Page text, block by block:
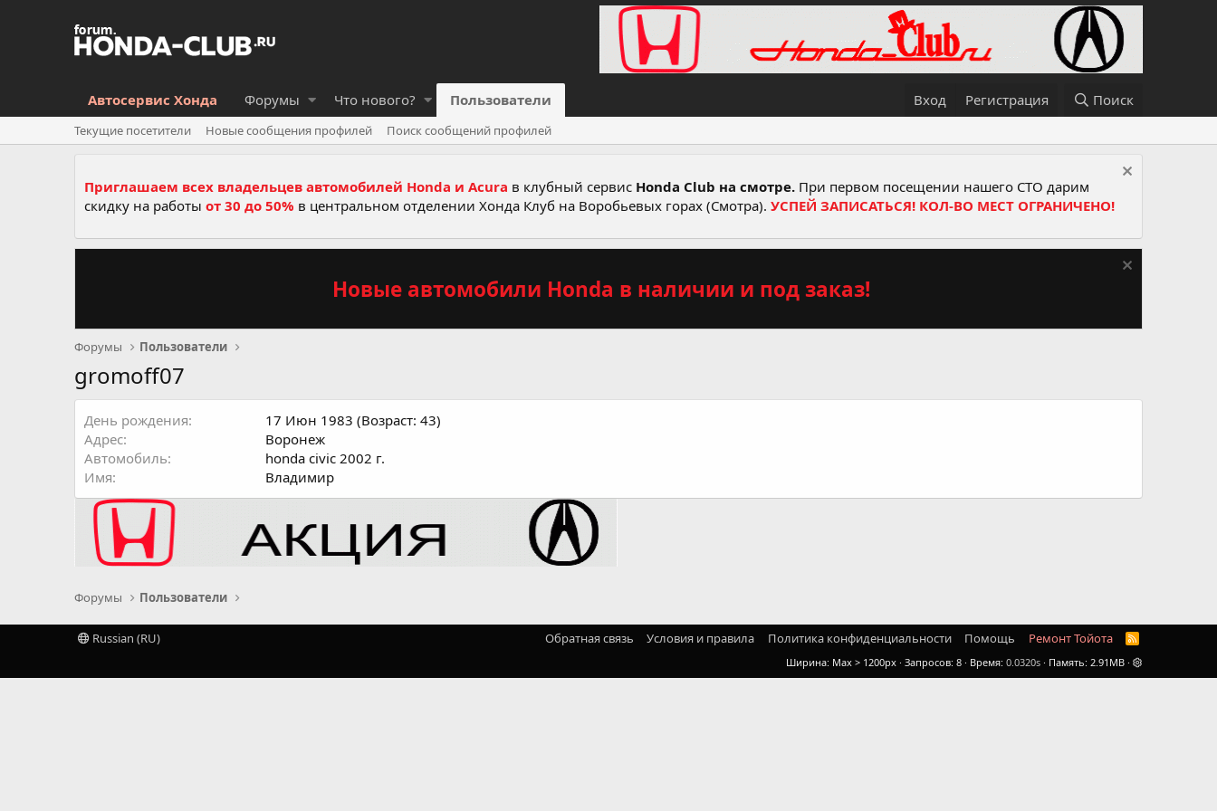
Автосервис Хонда Форумы Что нового? Пользователи Вход Регистрация Поиск
Текущие посетители Новые сообщения профилей Поиск сообщений профилей
Приглашаем всех владельцев автомобилей Honda и Acura в клубный сервис Honda Club на смотре. При первом посещении нашего СТО дарим
скидку на работы от 30 до 50% в центральном отделении Хонда Клуб на Воробьевых горах (Смотра). УСПЕЙ ЗАПИСАТЬСЯ! КОЛ-ВО МЕСТ ОГРАНИЧЕНО!
Новые автомобили Honda в наличии и под заказ!
Форумы Пользователи
gromoff07
День рождения
17 Июн 1983 (Возраст: 43)
Адрес
Воронеж
Автомобиль
honda civic 2002 г.
Имя
Владимир
Форумы Пользователи
Russian (RU) Обратная связь Условия и правила Политика конфиденциальности Помощь Ремонт Тойота
R
S
Ширина Запросов 8 Время 0.0320s Память 2.91MB